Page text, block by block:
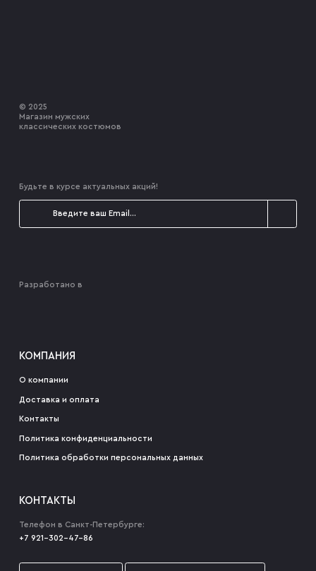
© 2025
Магазин мужских
классических костюмов
Будьте в курсе актуальных акций!
Разработано в
КОМПАНИЯ
О компании
Доставка и оплата
Контакты
Политика конфиденциальности
Политика обработки персональных данных
КОНТАКТЫ
Телефон в Санкт-Петербурге:
+7 921-302-47-86